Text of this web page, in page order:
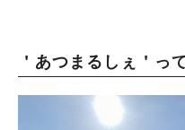
＇あつまるしぇ＇っ